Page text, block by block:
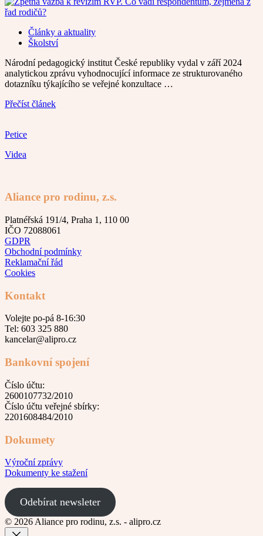
Články a aktuality
Školství
Národní pedagogický institut České republiky vydal v září 2024
analytickou zprávu vyhodnocující informace ze strukturovaného
dotazníku týkajícího se veřejné konzultace …
Přečíst článek
Petice
Videa
Aliance pro rodinu, z.s.
Platnéřská 191/4, Praha 1, 110 00
IČO 72088061
GDPR
Obchodní podmínky
Reklamační řád
Cookies
Kontakt
Volejte po-pá 8-16:30
Tel: 603 325 880
kancelar@alipro.cz
Bankovní spojení
Číslo účtu:
2600107732/2010
Číslo účtu veřejné sbírky:
2201608484/2010
Dokumety
Výroční zprávy
Dokumenty ke stažení
Odebírat newsleter
© 2026 Aliance pro rodinu, z.s. - alipro.cz